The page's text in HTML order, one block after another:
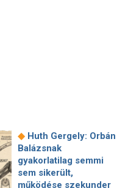
◆ Huth Gergely: Orbán
Balázsnak
gyakorlatilag semmi
sem sikerült,
működése szekunder